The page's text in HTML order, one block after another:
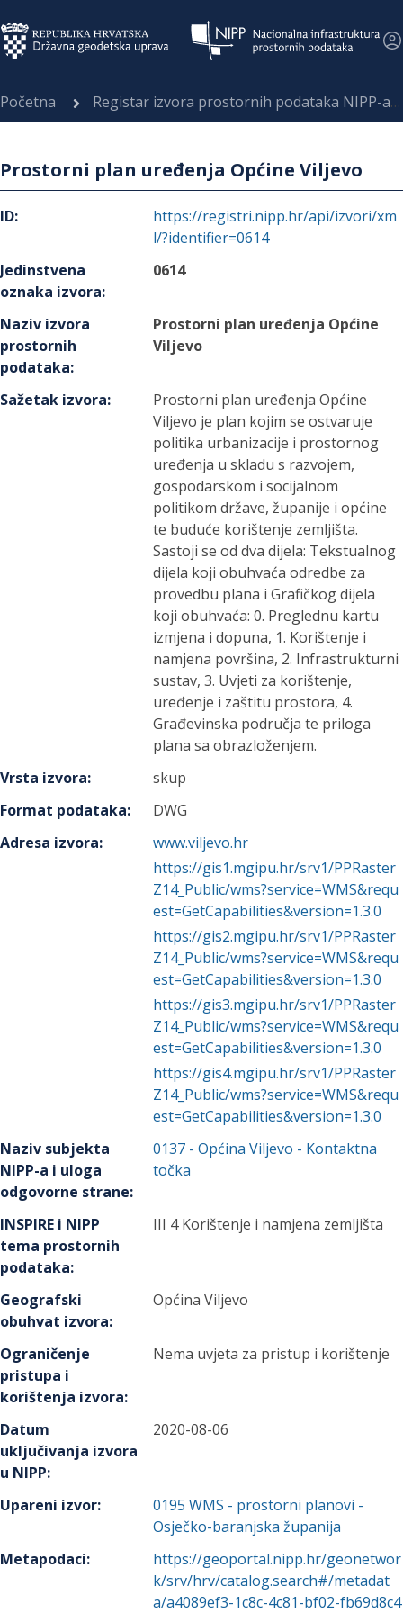
Početna Registar izvora prostornih podataka NIPP-a
Prostorni plan uređenja Općine Viljevo
ID:
https://registri.nipp.hr/api/izvori/xm
l/?identifier=0614
Jedinstvena
oznaka izvora:
0614
Naziv izvora
prostornih
podataka:
Prostorni plan uređenja Općine
Viljevo
Sažetak izvora:
Prostorni plan uređenja Općine
Viljevo je plan kojim se ostvaruje
politika urbanizacije i prostornog
uređenja u skladu s razvojem,
gospodarskom i socijalnom
politikom države, županije i općine
te buduće korištenje zemljišta.
Sastoji se od dva dijela: Tekstualnog
dijela koji obuhvaća odredbe za
provedbu plana i Grafičkog dijela
koji obuhvaća: 0. Preglednu kartu
izmjena i dopuna, 1. Korištenje i
namjena površina, 2. Infrastrukturni
sustav, 3. Uvjeti za korištenje,
uređenje i zaštitu prostora, 4.
Građevinska područja te priloga
plana sa obrazloženjem.
Vrsta izvora:
skup
Format podataka:
DWG
Adresa izvora:
www.viljevo.hr
https://gis1.mgipu.hr/srv1/PPRaster
Z14_Public/wms?service=WMS&requ
est=GetCapabilities&version=1.3.0
https://gis2.mgipu.hr/srv1/PPRaster
Z14_Public/wms?service=WMS&requ
est=GetCapabilities&version=1.3.0
https://gis3.mgipu.hr/srv1/PPRaster
Z14_Public/wms?service=WMS&requ
est=GetCapabilities&version=1.3.0
https://gis4.mgipu.hr/srv1/PPRaster
Z14_Public/wms?service=WMS&requ
est=GetCapabilities&version=1.3.0
Naziv subjekta
NIPP-a i uloga
odgovorne strane:
0137 -Općina Viljevo - Kontaktna
točka
INSPIRE i NIPP
tema prostornih
podataka:
III 4 Korištenje i namjena zemljišta
Geografski
obuhvat izvora:
Općina Viljevo
Ograničenje
pristupa i
korištenja izvora:
Nema uvjeta za pristup i korištenje
Datum
uključivanja izvora
u NIPP:
2020-08-06
Upareni izvor: 0195 WMS - prostorni planovi -
Osječko-baranjska županija
Metapodaci:
https://geoportal.nipp.hr/geonetwor
k/srv/hrv/catalog.search#/metadat
a/a4089ef3-1c8c-4c81-bf02-fb69d8c4